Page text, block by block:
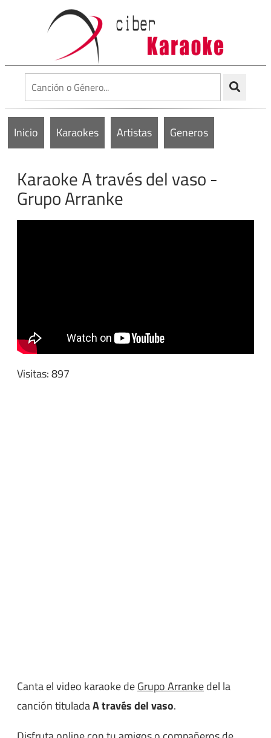
Inicio Karaokes Artistas Generos
Karaoke A través del vaso -
Grupo Arranke
Visitas: 897
Canta el video karaoke deGrupo Arrankedel la
canción tituladaA través del vaso.